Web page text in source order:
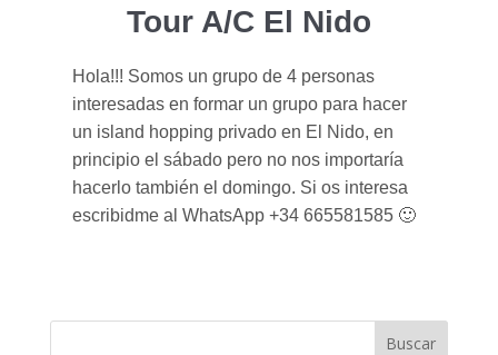
Tour A/C El Nido
Hola!!! Somos un grupo de 4 personas
interesadas en formar un grupo para hacer
un island hopping privado en El Nido, en
principio el sábado pero no nos importaría
hacerlo también el domingo. Si os interesa
escribidme al WhatsApp +34 665581585 🙂
Buscar